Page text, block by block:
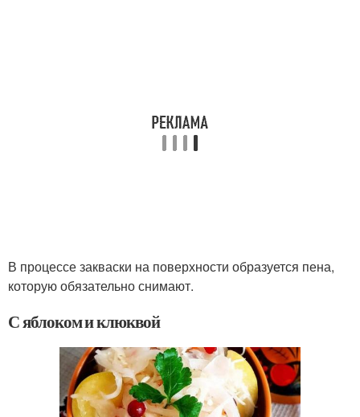
В процессе закваски на поверхности образуется пена,
которую обязательно снимают.
С яблоком и клюквой